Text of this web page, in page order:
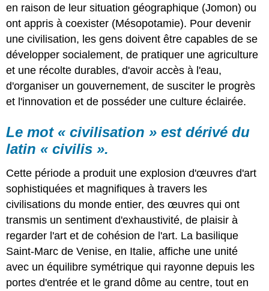
latin
« civilis ».
en raison de leur situation géographique (Jomon) ou
ont appris à coexister (Mésopotamie). Pour devenir
une civilisation, les gens doivent être capables de se
développer socialement, de pratiquer une agriculture
et une récolte durables, d'avoir accès à l'eau,
d'organiser un gouvernement, de susciter le progrès
et l'innovation et de posséder une culture éclairée.
Le mot « civilisation » est dérivé du
latin « civilis ».
Cette période a produit une explosion d'œuvres d'art
sophistiquées et magnifiques à travers les
civilisations du monde entier, des œuvres qui ont
transmis un sentiment d'exhaustivité, de plaisir à
regarder l'art et de cohésion de l'art. La basilique
Saint-Marc de Venise, en Italie, affiche une unité
avec un équilibre symétrique qui rayonne depuis les
portes d'entrée et le grand dôme au centre, tout en